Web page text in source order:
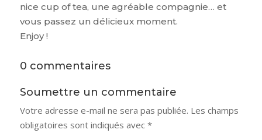
nice cup of tea, une agréable compagnie… et
vous passez un délicieux moment.
Enjoy !
0 commentaires
Soumettre un commentaire
Votre adresse e-mail ne sera pas publiée. Les champs
obligatoires sont indiqués avec *